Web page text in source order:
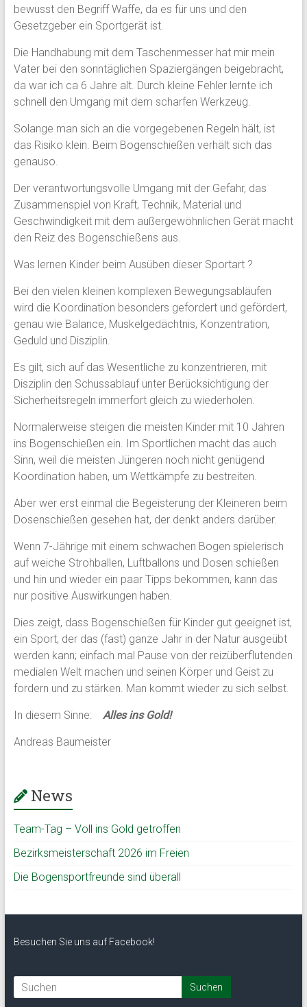
bewusst den Begriff Waffe, da es für uns und den
Gesetzgeber ein Sportgerät ist.
Die Handhabung mit dem Taschenmesser hat mir mein
Vater bei den sonntäglichen Spaziergängen beigebracht,
da war ich ca 6 Jahre alt. Durch kleine Fehler lernte ich
schnell den Umgang mit dem scharfen Werkzeug.
Solange man sich an die vorgegebenen Regeln hält, ist
das Risiko klein. Beim Bogenschießen verhält sich das
genauso.
Der verantwortungsvolle Umgang mit der Gefahr, das
Zusammenspiel von Kraft, Technik, Material und
Geschwindigkeit mit dem außergewöhnlichen Gerät macht
den Reiz des Bogenschießens aus.
Was lernen Kinder beim Ausüben dieser Sportart ?
Bei den vielen kleinen komplexen Bewegungsabläufen
wird die Koordination besonders gefordert und gefördert,
genau wie Balance, Muskelgedächtnis, Konzentration,
Geduld und Disziplin.
Es gilt, sich auf das Wesentliche zu konzentrieren, mit
Disziplin den Schussablauf unter Berücksichtigung der
Sicherheitsregeln immerfort gleich zu wiederholen.
Normalerweise steigen die meisten Kinder mit 10 Jahren
ins Bogenschießen ein. Im Sportlichen macht das auch
Sinn, weil die meisten Jüngeren noch nicht genügend
Koordination haben, um Wettkämpfe zu bestreiten.
Aber wer erst einmal die Begeisterung der Kleineren beim
Dosenschießen gesehen hat, der denkt anders darüber.
Wenn 7-Jährige mit einem schwachen Bogen spielerisch
auf weiche Strohballen, Luftballons und Dosen schießen
und hin und wieder ein paar Tipps bekommen, kann das
nur positive Auswirkungen haben.
Dies zeigt, dass Bogenschießen für Kinder gut geeignet ist,
ein Sport, der das (fast) ganze Jahr in der Natur ausgeübt
werden kann; einfach mal Pause von der reizüberflutenden
medialen Welt machen und seinen Körper und Geist zu
fordern und zu stärken. Man kommt wieder zu sich selbst.
In diesem Sinne: Alles ins Gold!
Andreas Baumeister
News
Team-Tag – Voll ins Gold getroffen
Bezirksmeisterschaft 2026 im Freien
Die Bogensportfreunde sind überall
Besuchen Sie uns auf Facebook!